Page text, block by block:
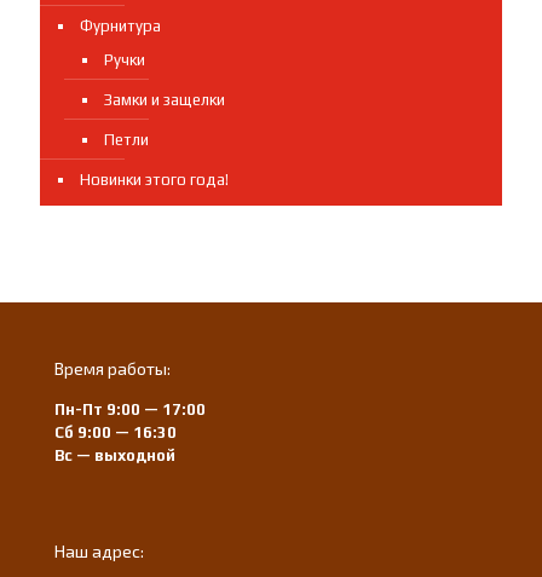
Фурнитура
Ручки
Замки и защелки
Петли
Новинки этого года!
Время работы:
Пн-Пт 9:00 — 17:00
Сб 9:00 — 16:30
Вс — выходной
Наш адрес: